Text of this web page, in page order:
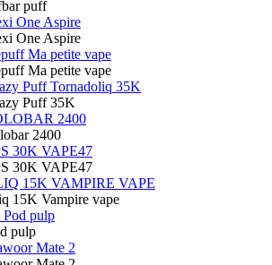
puff
One Aspire
One Aspire
Ma petite vape
Ma petite vape
Puff Tornadoliq 35K
Puff 35K
2400
2400
30K VAPE47
30K VAPE47
15K VAMPIRE VAPE
15K Vampire vape
Pod pulp
pulp
Mate 2